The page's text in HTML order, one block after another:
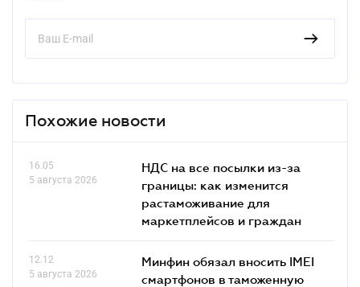
Похожие новости
16.05
5 августа 2026
НДС на все посылки из-за
границы: как изменится
растаможивание для
маркетплейсов и граждан
12.12
5 августа 2026
Минфин обязал вносить IMEI
смартфонов в таможенную